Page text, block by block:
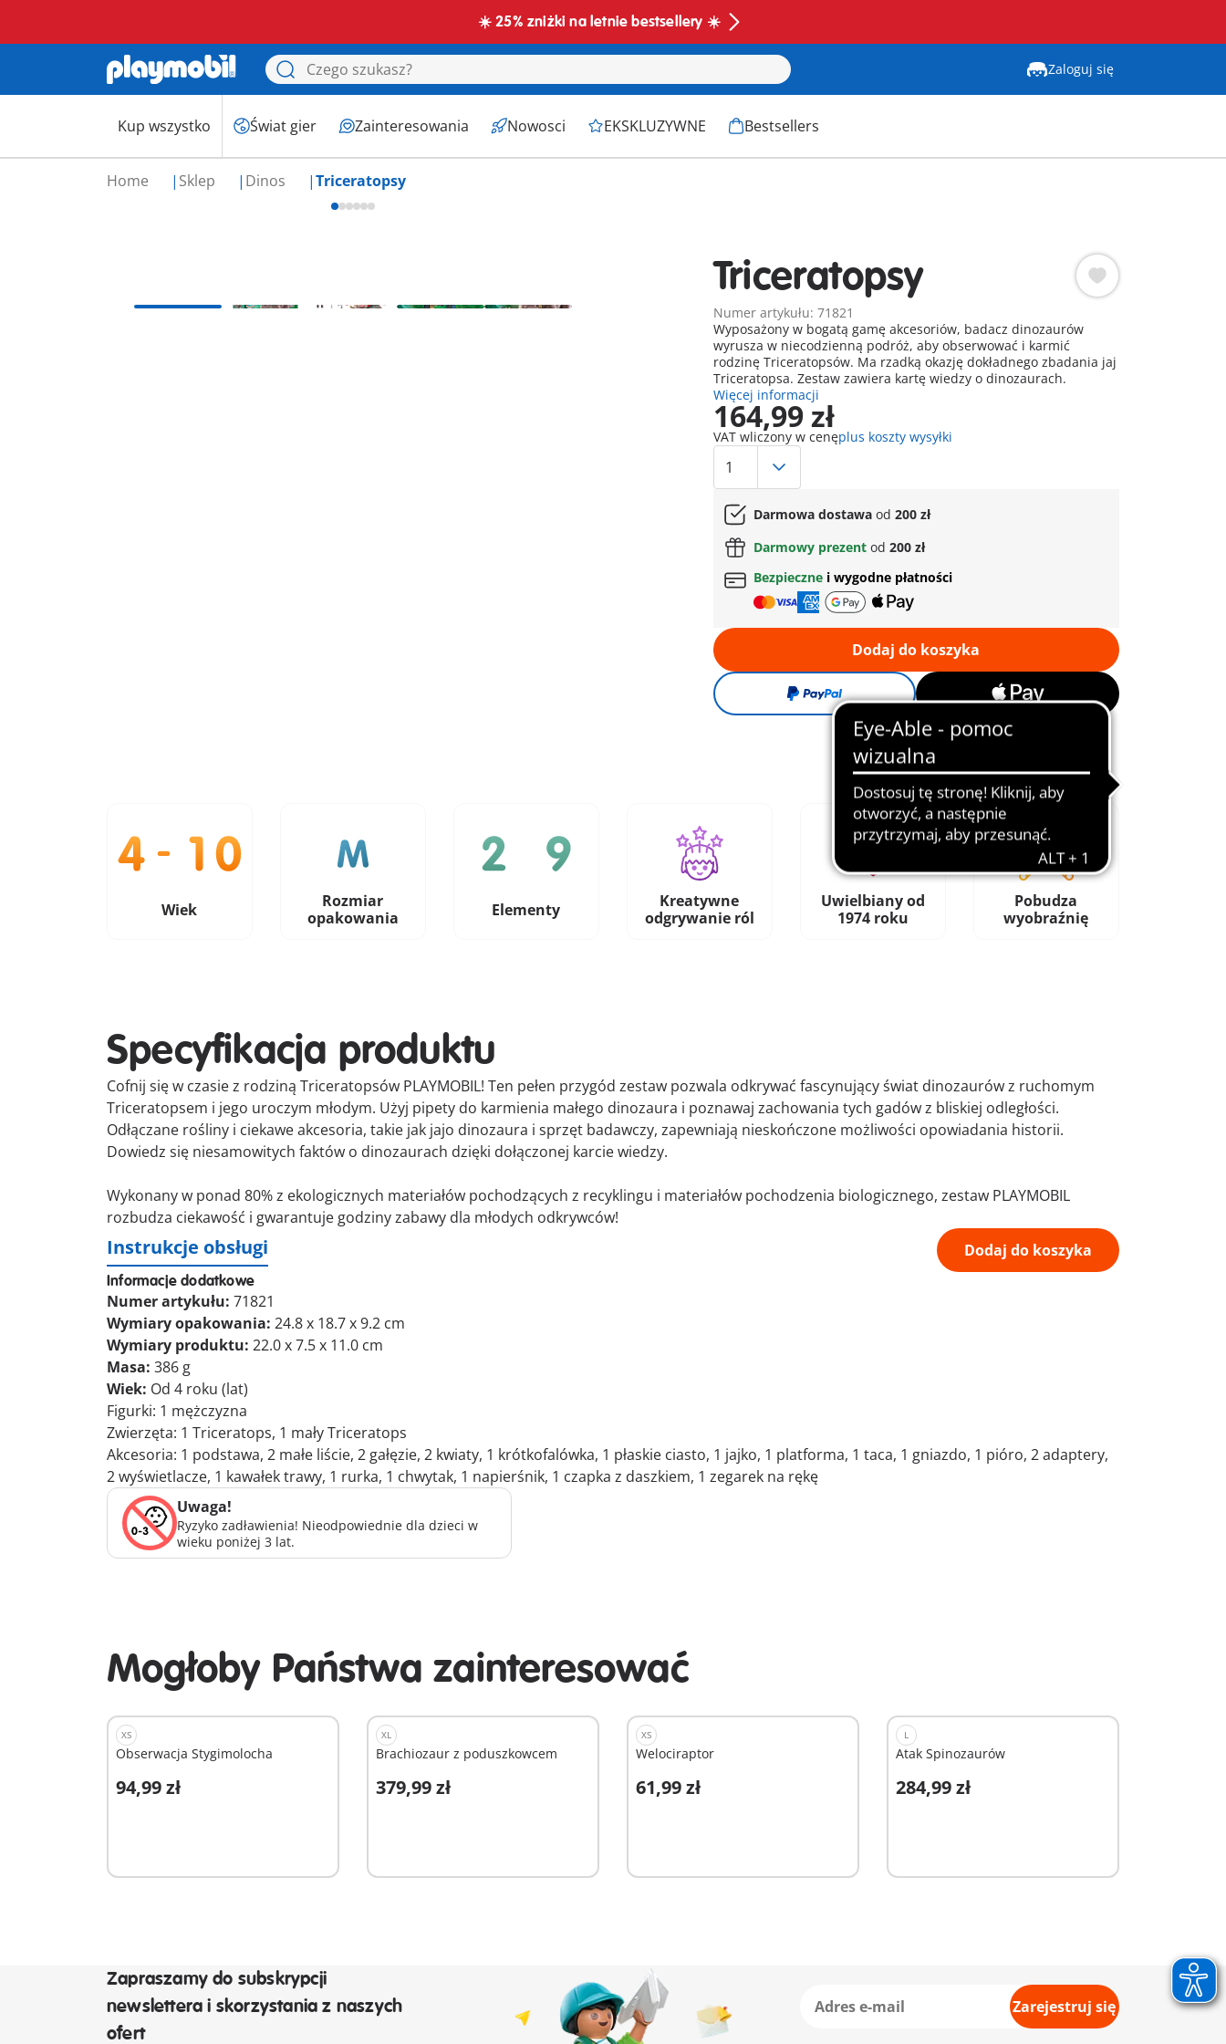
☀️ 25% zniżki na letnie bestsellery ☀️
Zaloguj się
Kup wszystko Świat gier Zainteresowania Nowosci EKSKLUZYWNE Bestsellers
Home Sklep Dinos Triceratopsy
Triceratopsy
Numer artykułu: 71821
Wyposażony w bogatą gamę akcesoriów, badacz dinozaurów
wyrusza w niecodzienną podróż, aby obserwować i karmić
rodzinę Triceratopsów. Ma rzadką okazję dokładnego zbadania jaj
Triceratopsa. Zestaw zawiera kartę wiedzy o dinozaurach.
Więcej informacji
164,99 zł
VAT wliczony w cenęplus koszty wysyłki
Darmowa dostawaod 200 zł
Darmowy prezentod 200 zł
Bezpieczne i wygodne płatności
Dodaj do koszyka
Wiek
Rozmiar
opakowania
Elementy
Kreatywne
odgrywanie ról
Uwielbiany od
1974 roku
Pobudza
wyobraźnię
Specyfikacja produktu
Cofnij się w czasie z rodziną Triceratopsów PLAYMOBIL! Ten pełen przygód zestaw pozwala odkrywać fascynujący świat dinozaurów z ruchomym
Triceratopsem i jego uroczym młodym. Użyj pipety do karmienia małego dinozaura i poznawaj zachowania tych gadów z bliskiej odległości.
Odłączane rośliny i ciekawe akcesoria, takie jak jajo dinozaura i sprzęt badawczy, zapewniają nieskończone możliwości opowiadania historii.
Dowiedz się niesamowitych faktów o dinozaurach dzięki dołączonej karcie wiedzy.
Wykonany w ponad 80% z ekologicznych materiałów pochodzących z recyklingu i materiałów pochodzenia biologicznego, zestaw PLAYMOBIL
rozbudza ciekawość i gwarantuje godziny zabawy dla młodych odkrywców!
Dodaj do koszyka
Instrukcje obsługi
Informacje dodatkowe
Numer artykułu: 71821
Wymiary opakowania: 24.8 x 18.7 x 9.2 cm
Wymiary produktu: 22.0 x 7.5 x 11.0 cm
Masa: 386 g
Wiek: Od 4 roku (lat)
Figurki: 1 mężczyzna
Zwierzęta: 1 Triceratops, 1 mały Triceratops
Akcesoria: 1 podstawa, 2 małe liście, 2 gałęzie, 2 kwiaty, 1 krótkofalówka, 1 płaskie ciasto, 1 jajko, 1 platforma, 1 taca, 1 gniazdo, 1 pióro, 2 adaptery,
2 wyświetlacze, 1 kawałek trawy, 1 rurka, 1 chwytak, 1 napierśnik, 1 czapka z daszkiem, 1 zegarek na rękę
Uwaga!
Ryzyko zadławienia! Nieodpowiednie dla dzieci w
wieku poniżej 3 lat.
Mogłoby Państwa zainteresować
XS
Obserwacja Stygimolocha
94,99 zł
Dodaj do koszyka
XL
Brachiozaur z poduszkowcem
379,99 zł
Dodaj do koszyka
XS
Welociraptor
61,99 zł
Dodaj do koszyka
L
Atak Spinozaurów
284,99 zł
Dodaj do koszyka
Zapraszamy do subskrypcji
newslettera i skorzystania z naszych
ofert
Zarejestruj się